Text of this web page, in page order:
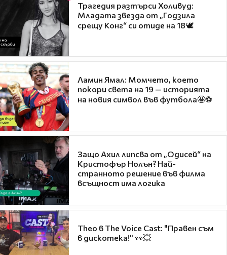
Трагедия разтърси Холивуд:
Младата звезда от „Годзила
срещу Конг“ си отиде на 18🕊️
Ламин Ямал: Момчето, което
покори света на 19 — историята
на новия символ във футбола🤩⚽
Защо Ахил липсва от „Одисей“ на
Кристофър Нолън? Най-
странното решение във филма
всъщност има логика
Theo в The Voice Cast: "Правен съм
в дискотека!" 👀💥